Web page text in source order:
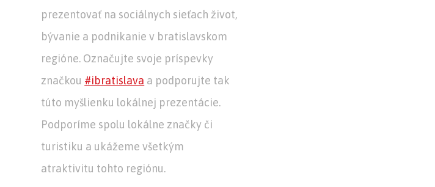
prezentovať na sociálnych sieťach život,
bývanie a podnikanie v bratislavskom
regióne. Označujte svoje príspevky
značkou #ibratislava a podporujte tak
túto myšlienku lokálnej prezentácie.
Podporíme spolu lokálne značky či
turistiku a ukážeme všetkým
atraktivitu tohto regiónu.